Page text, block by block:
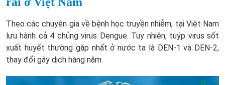
Theo các chuyên gia về bệnh học truyền nhiễm, tại Việt Nam
lưu hành cả 4 chủng virus Dengue. Tuy nhiên, tuýp virus sốt
xuất huyết thường gặp nhất ở nước ta là DEN-1 và DEN-2,
thay đổi gây dịch hàng năm.